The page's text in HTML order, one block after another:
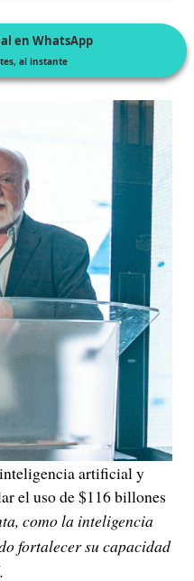
en WhatsApp
al instante
artificial y
el uso de $116 billones
como la inteligencia
fortalecer su capacidad